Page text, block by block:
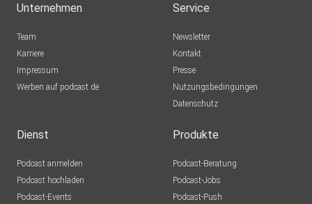
Unternehmen
Team
Karriere
Impressum
Werben auf podcast.de
Service
Newsletter
Kontakt
Presse
Nutzungsbedingungen
Datenschutz
Dienst
Podcast anmelden
Podcast hochladen
Podcast-Events
Produkte
Podcast-Beratung
Podcast-Jobs
Podcast-Push